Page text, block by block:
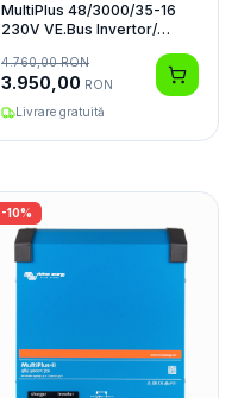
MultiPlus 48/3000/35-16
230V VE.Bus Invertor/
4.760,00RON
3.950,00 RON
Livrare gratuită
-10%